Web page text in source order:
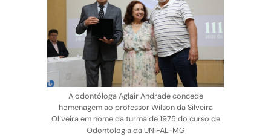
A odontóloga Aglair Andrade concede
homenagem ao professor Wilson da Silveira
Oliveira em nome da turma de 1975 do curso de
Odontologia da UNIFAL-MG